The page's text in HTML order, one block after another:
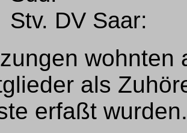
Stv. DV Saar:
wohnten
als
erfaßt wurden.